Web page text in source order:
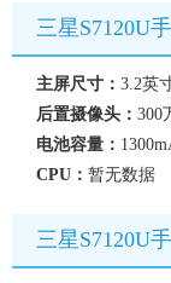
三星S7120U
主屏尺寸： 3.2英
后置摄像头： 300
电池容量：
CPU： 暂无数据
三星S7120U